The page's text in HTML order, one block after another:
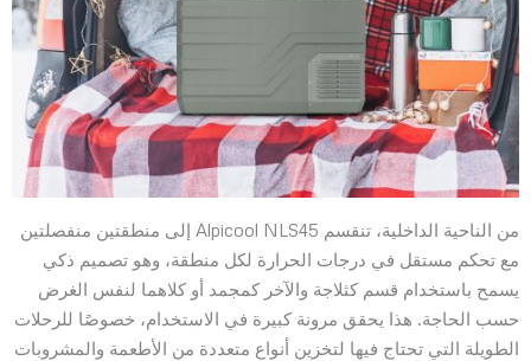
من الناحية الداخلية، تنقسم Alpicool NLS45 إلى منطقتين منفصلتين
مع تحكم مستقل في درجات الحرارة لكل منطقة، وهو تصميم ذكي
يسمح باستخدام قسم كثلاجة والآخر كمجمد أو كلاهما لنفس الغرض
حسب الحاجة. هذا يحقق مرونة كبيرة في الاستخدام، خصوصًا للرحلات
الطويلة التي تحتاج فيها لتخزين أنواع متعددة من الأطعمة والمشروبات